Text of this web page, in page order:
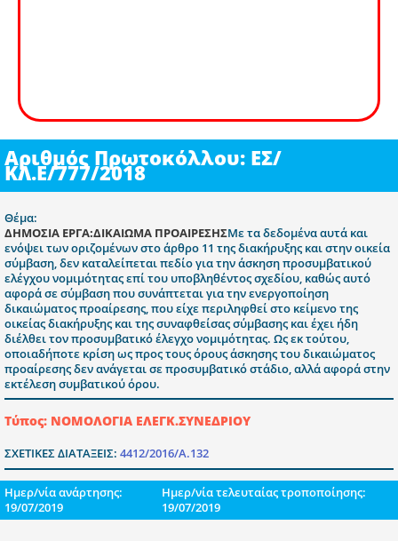
Αριθμός Πρωτοκόλλου: ΕΣ/
ΚΛ.Ε/777/2018
Θέμα:
ΔΗΜΟΣΙΑ ΕΡΓΑ:ΔΙΚΑΙΩΜΑ ΠΡΟΑΙΡΕΣΗΣΜε τα δεδομένα αυτά και
ενόψει των οριζομένων στο άρθρο 11 της διακήρυξης και στην οικεία
σύμβαση, δεν καταλείπεται πεδίο για την άσκηση προσυμβατικού
ελέγχου νομιμότητας επί του υποβληθέντος σχεδίου, καθώς αυτό
αφορά σε σύμβαση που συνάπτεται για την ενεργοποίηση
δικαιώματος προαίρεσης, που είχε περιληφθεί στο κείμενο της
οικείας διακήρυξης και της συναφθείσας σύμβασης και έχει ήδη
διέλθει τον προσυμβατικό έλεγχο νομιμότητας. Ως εκ τούτου,
οποιαδήποτε κρίση ως προς τους όρους άσκησης του δικαιώματος
προαίρεσης δεν ανάγεται σε προσυμβατικό στάδιο, αλλά αφορά στην
εκτέλεση συμβατικού όρου.
Τύπος: ΝΟΜΟΛΟΓΙΑ ΕΛΕΓΚ.ΣΥΝΕΔΡΙΟΥ
ΣΧΕΤΙΚΕΣ ΔΙΑΤΑΞΕΙΣ: 4412/2016/Α.132
Ημερ/νία ανάρτησης:
19/07/2019
Ημερ/νία τελευταίας τροποποίησης:
19/07/2019